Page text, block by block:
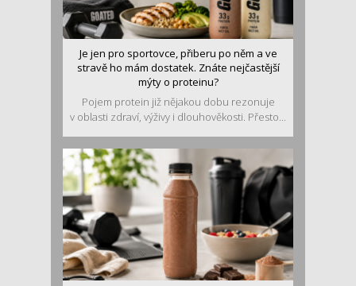
Je jen pro sportovce, přiberu po něm a ve
stravě ho mám dostatek. Znáte nejčastější
mýty o proteinu?
Pojem protein již nějakou dobu rezonuje
v oblasti zdraví, výživy i dlouhověkosti. Přesto...